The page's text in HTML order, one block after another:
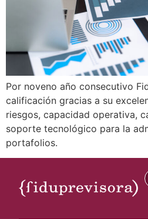
Por noveno año consecutivo
calificación gracias a su
riesgos, capacidad operativa,
soporte tecnológico para la
portafolios.